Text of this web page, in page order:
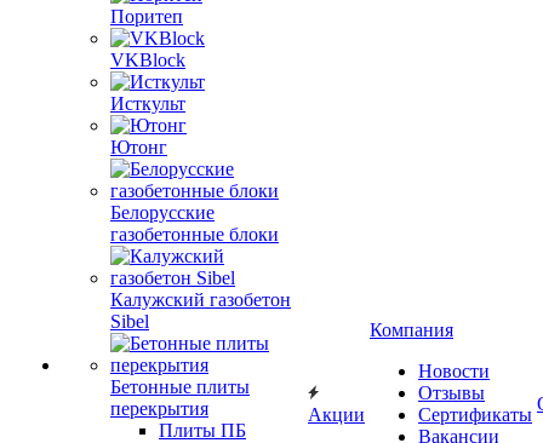
Поритеп
VKBlock
Исткульт
Ютонг
Белорусские
газобетонные блоки
Калужский газобетон
Sibel
Бетонные плиты
перекрытия
Плиты ПБ
Акции
Компания
Новости
Отзывы
Сертификаты
Вакансии